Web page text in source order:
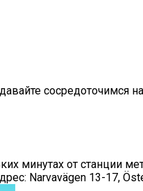
сосредоточимся
минутах от станции
Narvavägen 13-17,